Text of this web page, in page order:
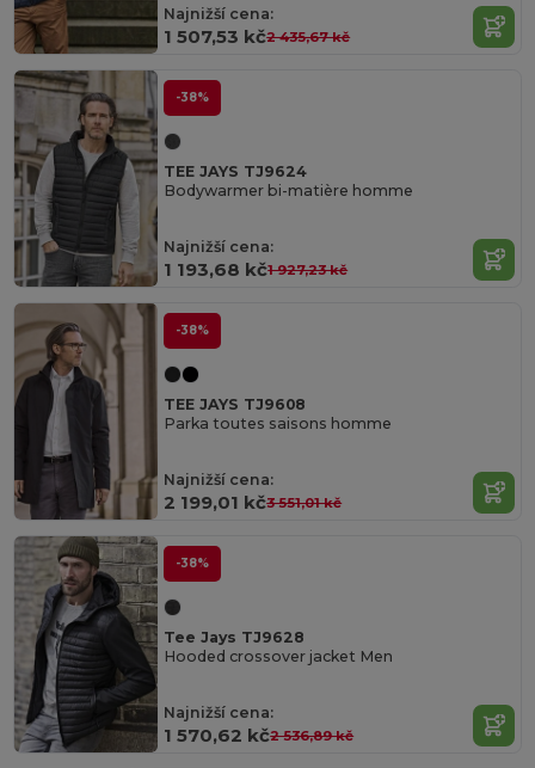
Najnižší cena:
1 507,53 kč2 435,67 kč
-38%
TEE JAYS TJ9624
Bodywarmer bi-matière homme
Najnižší cena:
1 193,68 kč1 927,23 kč
-38%
TEE JAYS TJ9608
Parka toutes saisons homme
Najnižší cena:
2 199,01 kč3 551,01 kč
-38%
Tee Jays TJ9628
Hooded crossover jacket Men
Najnižší cena:
1 570,62 kč2 536,89 kč